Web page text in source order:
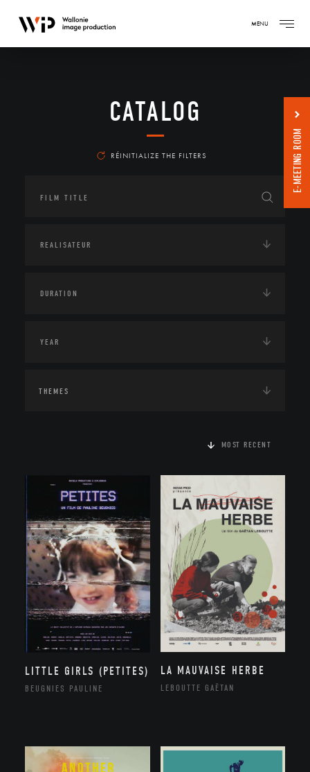
MENU
CATALOG
RÉINITIALIZE THE FILTERS
THEMES
MOST RECENT
LITTLE GIRLS (PETITES)
BEUGNIES PAULINE
LA MAUVAISE HERBE
LEBOUTTE GAËTAN
E-MEETING ROOM